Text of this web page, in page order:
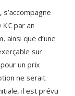
s’accompagne
par an
ainsi que d’une
sur
un prix
ne serait
il est prévu